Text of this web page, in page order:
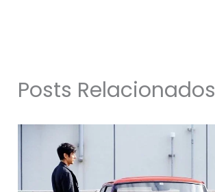
Posts Relacionados